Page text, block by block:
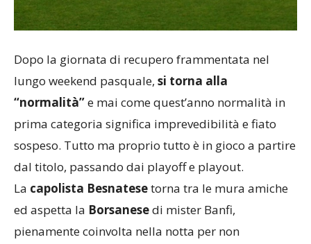
Dopo la giornata di recupero frammentata nel
lungo weekend pasquale, si torna alla
“normalità”e mai come quest’anno normalità in
prima categoria significa imprevedibilità e fiato
sospeso. Tutto ma proprio tutto è in gioco a partire
dal titolo, passando dai playoff e playout.
La capolista Besnatesetorna tra le mura amiche
ed aspetta la Borsanesedi mister Banfi,
pienamente coinvolta nella notta per non